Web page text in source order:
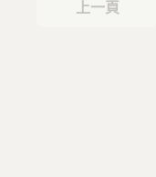
上一頁
上一頁